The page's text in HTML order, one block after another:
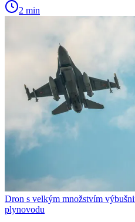
2 min
Dron s velkým množstvím
plynovodu